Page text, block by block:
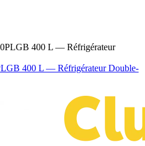
400 L — Réfrigérateur Double-